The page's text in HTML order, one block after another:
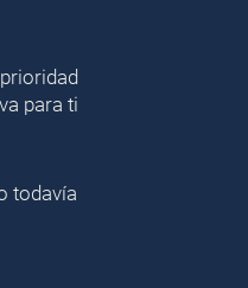
para ti
todavía